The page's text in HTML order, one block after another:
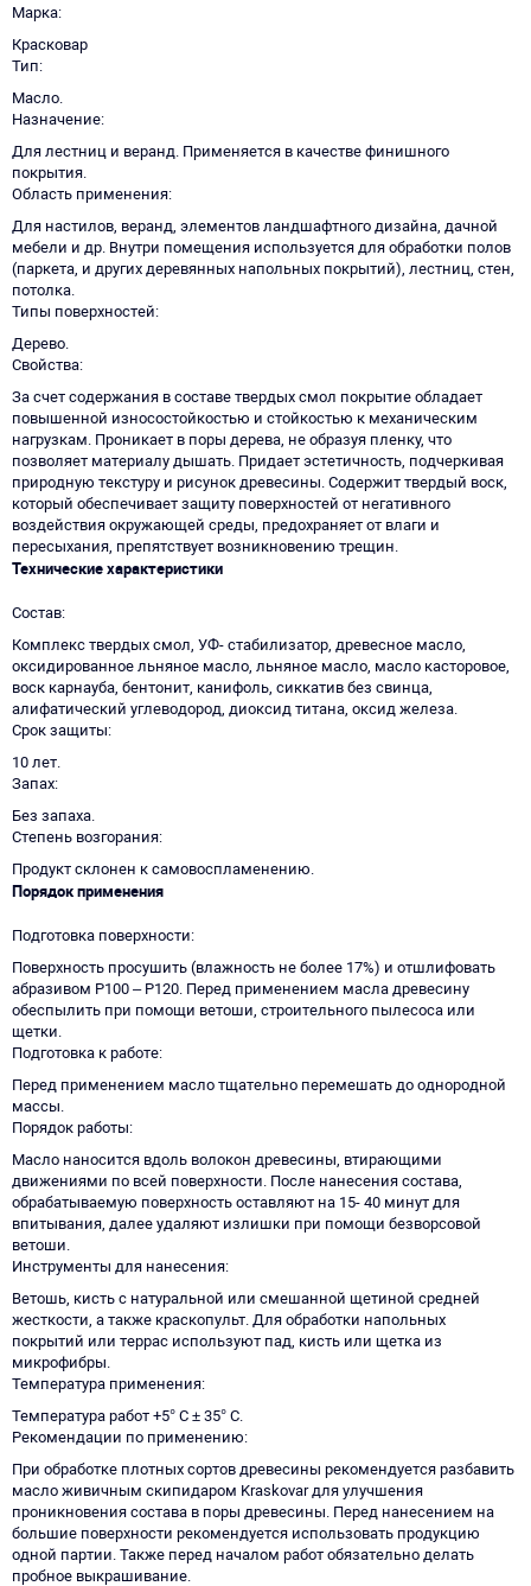
Марка
Красковар
Тип
Масло.
Назначение
Для лестниц и веранд. Применяется в качестве финишного
покрытия.
Область применения
Для настилов, веранд, элементов ландшафтного дизайна, дачной
мебели и др. Внутри помещения используется для обработки полов
(паркета, и других деревянных напольных покрытий), лестниц, стен,
потолка.
Типы поверхностей
Дерево.
Свойства
За счет содержания в составе твердых смол покрытие обладает
повышенной износостойкостью и стойкостью к механическим
нагрузкам. Проникает в поры дерева, не образуя пленку, что
позволяет материалу дышать. Придает эстетичность, подчеркивая
природную текстуру и рисунок древесины. Содержит твердый воск,
который обеспечивает защиту поверхностей от негативного
воздействия окружающей среды, предохраняет от влаги и
пересыхания, препятствует возникновению трещин.
Технические характеристики
Состав
Комплекс твердых смол, УФ- стабилизатор, древесное масло,
оксидированное льняное масло, льняное масло, масло касторовое,
воск карнауба, бентонит, канифоль, сиккатив без свинца,
алифатический углеводород, диоксид титана, оксид железа.
Срок защиты
10 лет.
Запах
Без запаха.
Степень возгорания
Продукт склонен к самовоспламенению.
Порядок применения
Подготовка поверхности
Поверхность просушить (влажность не более 17%) и отшлифовать
абразивом Р100 – Р120. Перед применением масла древесину
обеспылить при помощи ветоши, строительного пылесоса или
щетки.
Подготовка к работе
Перед применением масло тщательно перемешать до однородной
массы.
Порядок работы
Масло наносится вдоль волокон древесины, втирающими
движениями по всей поверхности. После нанесения состава,
обрабатываемую поверхность оставляют на 15- 40 минут для
впитывания, далее удаляют излишки при помощи безворсовой
ветоши.
Инструменты для нанесения
Ветошь, кисть с натуральной или смешанной щетиной средней
жесткости, а также краскопульт. Для обработки напольных
покрытий или террас используют пад, кисть или щетка из
микрофибры.
Температура применения
Температура работ +5° C ± 35° C.
Рекомендации по применению
При обработке плотных сортов древесины рекомендуется разбавить
масло живичным скипидаром Kraskovar для улучшения
проникновения состава в поры древесины. Перед нанесением на
большие поверхности рекомендуется использовать продукцию
одной партии. Также перед началом работ обязательно делать
пробное выкрашивание.